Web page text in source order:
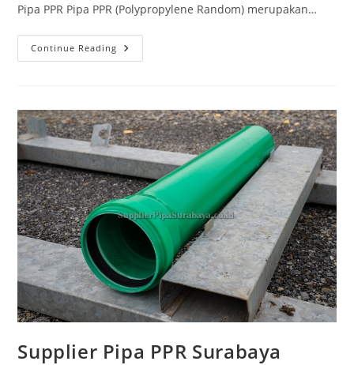
Pipa PPR Pipa PPR (Polypropylene Random) merupakan…
Continue Reading
Supplier Pipa PPR Surabaya